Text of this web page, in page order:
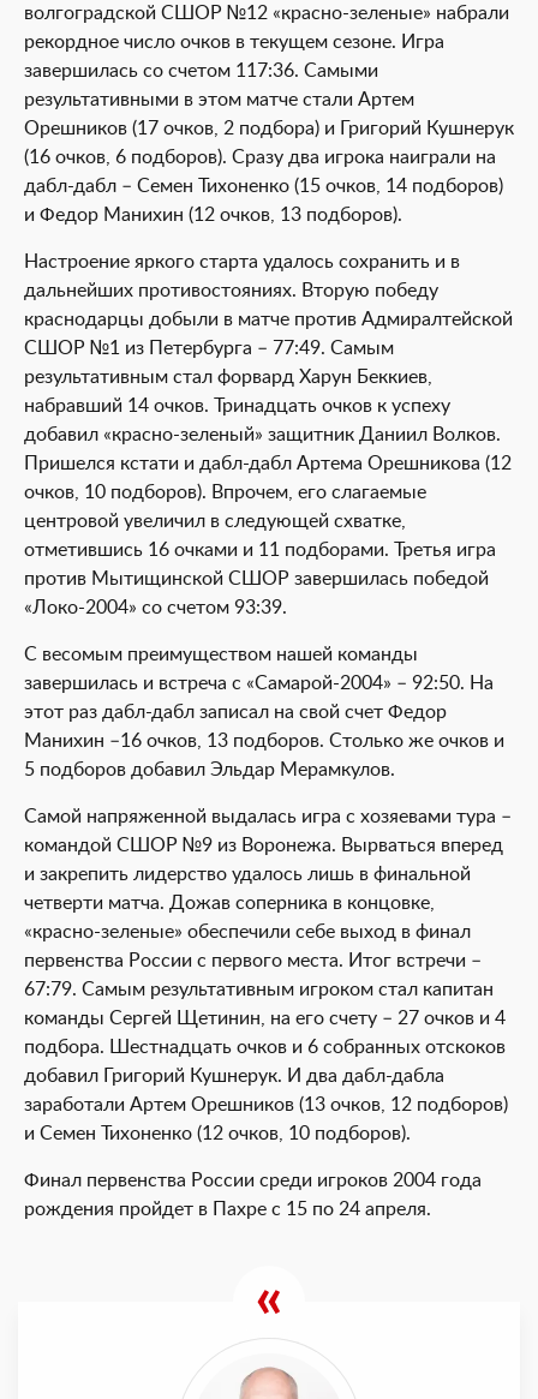
волгоградской СШОР №12 «красно-зеленые» набрали
рекордное число очков в текущем сезоне. Игра
завершилась со счетом 117:36. Самыми
результативными в этом матче стали Артем
Орешников (17 очков, 2 подбора) и Григорий Кушнерук
(16 очков, 6 подборов). Сразу два игрока наиграли на
дабл-дабл – Семен Тихоненко (15 очков, 14 подборов)
и Федор Манихин (12 очков, 13 подборов).
Настроение яркого старта удалось сохранить и в
дальнейших противостояниях. Вторую победу
краснодарцы добыли в матче против Адмиралтейской
СШОР №1 из Петербурга – 77:49. Самым
результативным стал форвард Харун Беккиев,
набравший 14 очков. Тринадцать очков к успеху
добавил «красно-зеленый» защитник Даниил Волков.
Пришелся кстати и дабл-дабл Артема Орешникова (12
очков, 10 подборов). Впрочем, его слагаемые
центровой увеличил в следующей схватке,
отметившись 16 очками и 11 подборами. Третья игра
против Мытищинской СШОР завершилась победой
«Локо-2004» со счетом 93:39.
С весомым преимуществом нашей команды
завершилась и встреча с «Самарой-2004» – 92:50. На
этот раз дабл-дабл записал на свой счет Федор
Манихин –16 очков, 13 подборов. Столько же очков и
5 подборов добавил Эльдар Мерамкулов.
Самой напряженной выдалась игра с хозяевами тура –
командой СШОР №9 из Воронежа. Вырваться вперед
и закрепить лидерство удалось лишь в финальной
четверти матча. Дожав соперника в концовке,
«красно-зеленые» обеспечили себе выход в финал
первенства России с первого места. Итог встречи –
67:79. Самым результативным игроком стал капитан
команды Сергей Щетинин, на его счету – 27 очков и 4
подбора. Шестнадцать очков и 6 собранных отскоков
добавил Григорий Кушнерук. И два дабл-дабла
заработали Артем Орешников (13 очков, 12 подборов)
и Семен Тихоненко (12 очков, 10 подборов).
Финал первенства России среди игроков 2004 года
рождения пройдет в Пахре с 15 по 24 апреля.